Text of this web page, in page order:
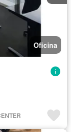
Oficina